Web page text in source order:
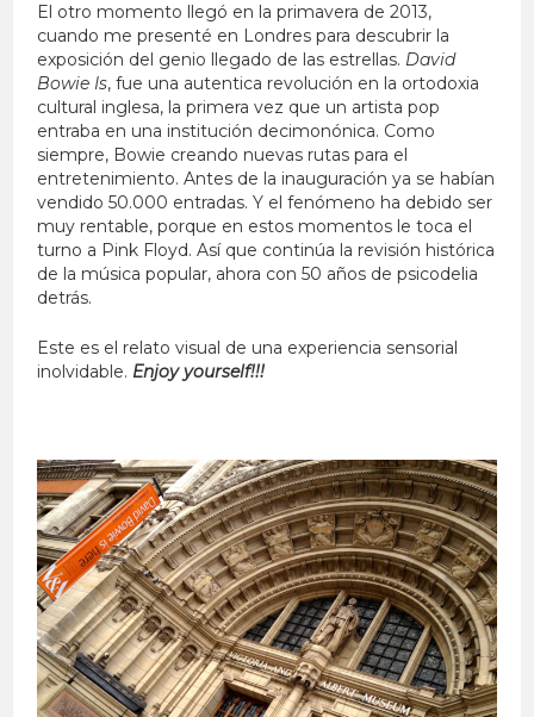
El otro momento llegó en la primavera de 2013,
cuando me presenté en Londres para descubrir la
exposición del genio llegado de las estrellas. David
Bowie Is, fue una autentica revolución en la ortodoxia
cultural inglesa, la primera vez que un artista pop
entraba en una institución decimonónica. Como
siempre, Bowie creando nuevas rutas para el
entretenimiento. Antes de la inauguración ya se habían
vendido 50.000 entradas. Y el fenómeno ha debido ser
muy rentable, porque en estos momentos le toca el
turno a Pink Floyd. Así que continúa la revisión histórica
de la música popular, ahora con 50 años de psicodelia
detrás.
Este es el relato visual de una experiencia sensorial
inolvidable. Enjoy yourself!!!